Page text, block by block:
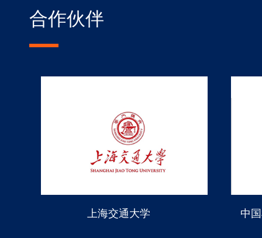
合作伙伴
上海交通大学 中